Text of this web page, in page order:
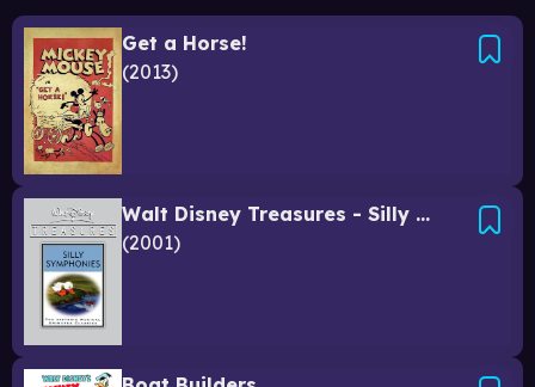
Get a Horse!
2013
Walt Disney Treasures - Silly Symphonies
2001